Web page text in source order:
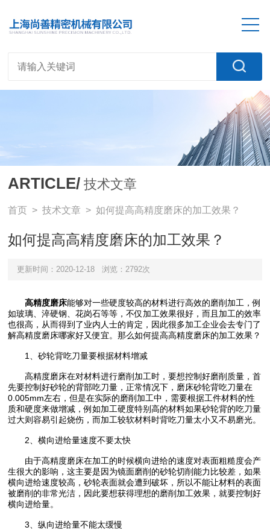
ARTICLE/ 技术文章
首页 >技术文章 > 如何提高高精度磨床‍的加工效果？
如何提高高精度磨床‍的加工效果？
更新时间：2020-12-18 浏览：2792次
高精度磨床‍能够对一些硬度较高的材料进行高效的磨削加工，例
如玻璃、淬硬钢、花岗石等等，不仅加工效果很好，而且加工的效率
也很高，从而得到了业内人士的肯定，因此很多加工企业会去专门了
解高精度磨床哪家好又便宜‍。那么如何提高高精度磨床‍的加工效果？
1、砂轮背吃刀量要根据材料增减
高精度磨床在对材料进行磨削加工时，要想控制好磨削质量，首
先要控制好砂轮的背部吃刀量，正常情况下，磨床砂轮背吃刀量在
0.005mm左右，但是在实际的磨削加工中，需要根据工件材料的性
质和硬度来做增减，例如加工硬度特别高的材料如果砂轮背的吃刀量
过大则容易引起烧伤，而加工较软材料时背吃刀量太小又不易磨光。
2、横向进给量速度不要太快
由于高精度磨床在加工的时候横向进给的速度对表面粗糙度会产
生很大的影响，这主要是因为镜面磨削的砂轮切削能力比较差，如果
横向进给速度较高，砂轮表面就会遭到破坏，所以不能让材料的表面
被磨削的非常光洁，因此要想获得理想的磨削加工效果，就要控制好
横向进给量。
3、纵向进给量不能太缓慢